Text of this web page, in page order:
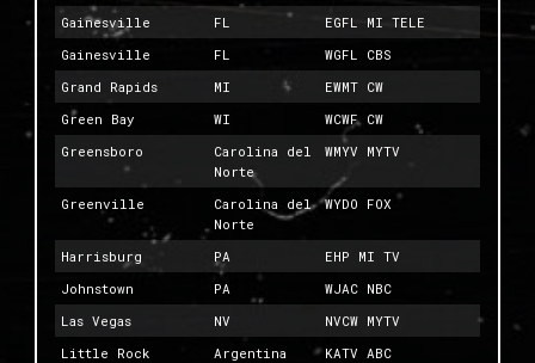
Gainesville FL
EGFL MI TELE
Gainesville
FL
WGFL CBS
Grand Rapids
MI
EWMT CW
Green Bay
WI
WCWF CW
Greensboro
Carolina del
Norte
WMYV MYTV
Greenville
Carolina del
Norte
WYDO FOX
Harrisburg PA
EHP MI TV
Johnstown
PA
WJAC NBC
Las Vegas
NV
NVCW MYTV
Little Rock
Argentina
KATV ABC